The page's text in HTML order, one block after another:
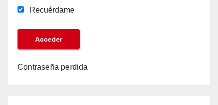
Recuérdame
Contraseña perdida